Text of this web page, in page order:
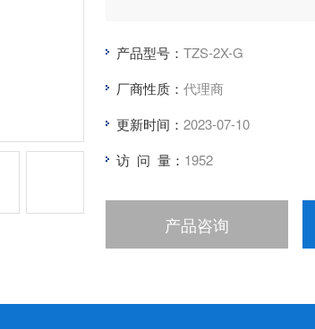
积含水量。主机可分别与测温探
要统，可根据现场需要和测温点数
产品型号： TZS-2X-G
厂商性质： 代理商
更新时间： 2023-07-10
访 问 量： 1952
产品咨询